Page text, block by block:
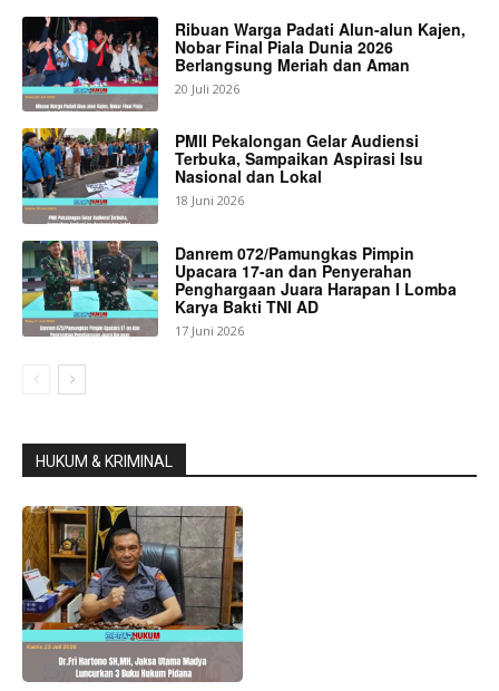
Ribuan Warga Padati Alun-alun Kajen,
Nobar Final Piala Dunia 2026
Berlangsung Meriah dan Aman
20 Juli 2026
PMII Pekalongan Gelar Audiensi
Terbuka, Sampaikan Aspirasi Isu
Nasional dan Lokal
18 Juni 2026
Danrem 072/Pamungkas Pimpin
Upacara 17-an dan Penyerahan
Penghargaan Juara Harapan I Lomba
Karya Bakti TNI AD
17 Juni 2026
HUKUM & KRIMINAL